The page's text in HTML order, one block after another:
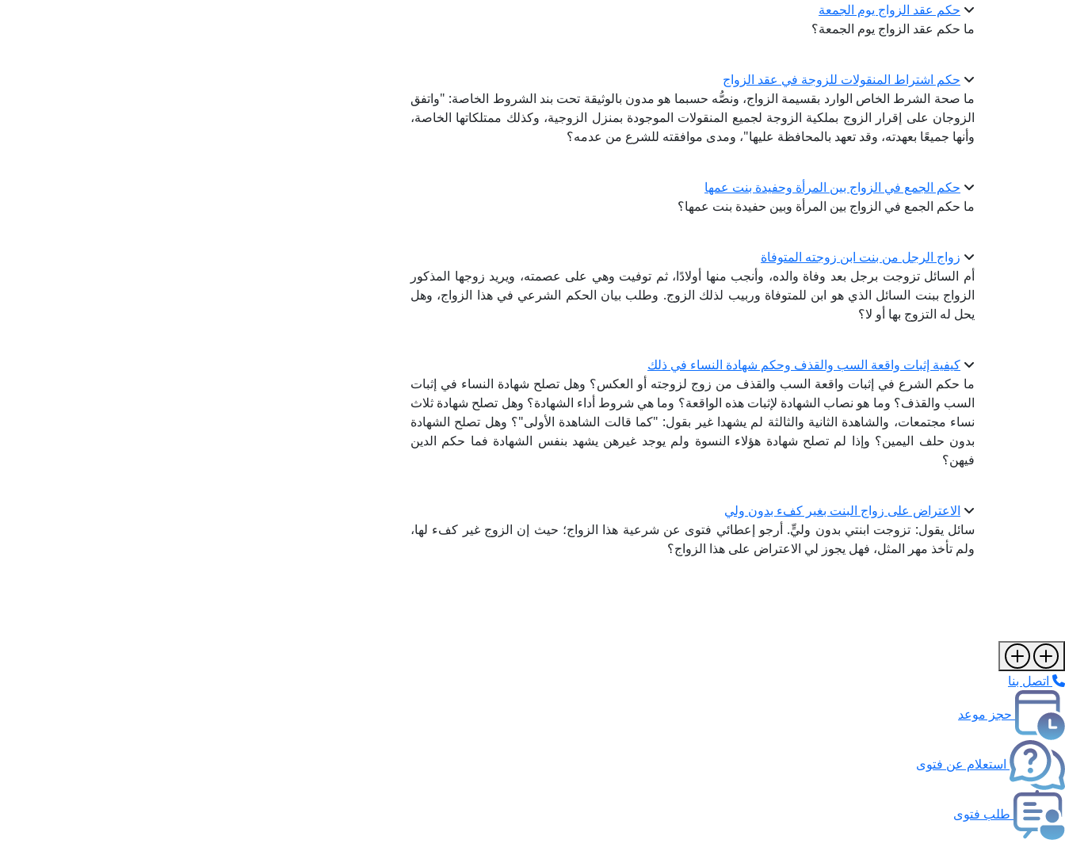
حكم عقد الزواج يوم الجمعة
ما حكم عقد الزواج يوم الجمعة؟
حكم اشتراط المنقولات للزوجة في عقد الزواج
ما صحة الشرط الخاص الوارد بقسيمة الزواج، ونصُّه حسبما هو مدون بالوثيقة تحت بند الشروط الخاصة: "واتفق
الزوجان على إقرار الزوج بملكية الزوجة لجميع المنقولات الموجودة بمنزل الزوجية، وكذلك ممتلكاتها الخاصة،
وأنها جميعًا بعهدته، وقد تعهد بالمحافظة عليها"، ومدى موافقته للشرع من عدمه؟
حكم الجمع في الزواج بين المرأة وحفيدة بنت عمها
ما حكم الجمع في الزواج بين المرأة وبين حفيدة بنت عمها؟
زواج الرجل من بنت ابن زوجته المتوفاة
أم السائل تزوجت برجل بعد وفاة والده، وأنجب منها أولادًا، ثم توفيت وهي على عصمته، ويريد زوجها المذكور
الزواج ببنت السائل الذي هو ابن للمتوفاة وربيب لذلك الزوج. وطلب بيان الحكم الشرعي في هذا الزواج، وهل
يحل له التزوج بها أو لا؟
كيفية إثبات واقعة السب والقذف وحكم شهادة النساء في ذلك
ما حكم الشرع في إثبات واقعة السب والقذف من زوج لزوجته أو العكس؟ وهل تصلح شهادة النساء في إثبات
السب والقذف؟ وما هو نصاب الشهادة لإثبات هذه الواقعة؟ وما هي شروط أداء الشهادة؟ وهل تصلح شهادة ثلاث
نساء مجتمعات، والشاهدة الثانية والثالثة لم يشهدا غير بقول: "كما قالت الشاهدة الأولى"؟ وهل تصلح الشهادة
بدون حلف اليمين؟ وإذا لم تصلح شهادة هؤلاء النسوة ولم يوجد غيرهن يشهد بنفس الشهادة فما حكم الدين
فيهن؟
الاعتراض على زواج البنت بغير كفء بدون ولي
سائل يقول: تزوجت ابنتي بدون وليٍّ. أرجو إعطائي فتوى عن شرعية هذا الزواج؛ حيث إن الزوج غير كفء لها،
ولم تأخذ مهر المثل، فهل يجوز لي الاعتراض على هذا الزواج؟
اتصل بنا
حجز موعد
استعلام عن فتوى
طلب فتوى